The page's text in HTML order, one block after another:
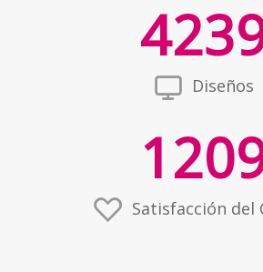
Diseños
Satisfacción del